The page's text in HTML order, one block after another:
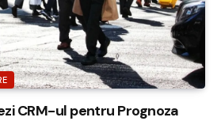
CRM-ul pentru Prognoza